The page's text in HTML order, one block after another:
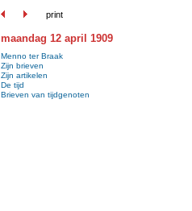
print
maandag 12 april 1909
Menno ter Braak
Zijn brieven
Zijn artikelen
De tijd
Brieven van tijdgenoten